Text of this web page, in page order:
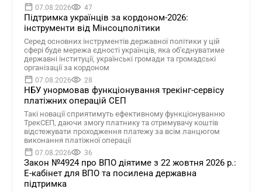
07.08.2026 47
Підтримка українців за кордоном-2026:
інструменти від Мінсоцполітики
Серед основних інструментів державної політики у цій
сфері буде мережа єдності українців, яка об'єднуватиме
державні інституції, українські громади та громадські
організації за кордоном
07.08.2026 28
НБУ унормовав функціонування трекінг-сервісу
платіжних операцій СЕП
Такі новації сприятимуть ефективному функціонуванню
ТрекСЕП, даючи змогу платнику та отримувачу коштів
відстежувати проходження платежу за всім ланцюгом
виконання платіжної операції
07.08.2026 36
Закон №4924 про ВПО діятиме з 22 жовтня 2026 р.:
Е-кабінет для ВПО та посилена державна
підтримка